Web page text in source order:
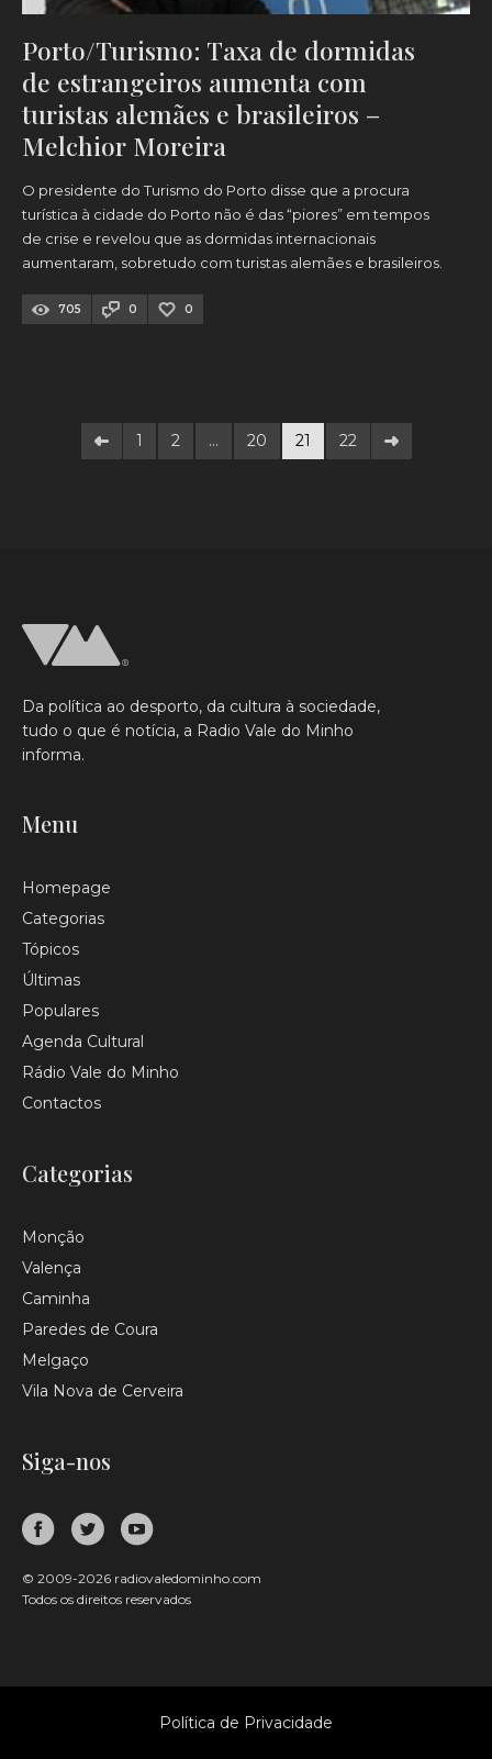
Porto/Turismo: Taxa de dormidas
de estrangeiros aumenta com
turistas alemães e brasileiros –
Melchior Moreira
O presidente do Turismo do Porto disse que a procura
turística à cidade do Porto não é das “piores” em tempos
de crise e revelou que as dormidas internacionais
aumentaram, sobretudo com turistas alemães e brasileiros.
705 0 0
1 2 … 20 21 22
Da política ao desporto, da cultura à sociedade,
tudo o que é notícia, a Radio Vale do Minho
informa.
Menu
Homepage
Categorias
Tópicos
Últimas
Populares
Agenda Cultural
Rádio Vale do Minho
Contactos
Categorias
Monção
Valença
Caminha
Paredes de Coura
Melgaço
Vila Nova de Cerveira
Siga-nos
© 2009-2026 radiovaledominho.com
Todos os direitos reservados
Política de Privacidade